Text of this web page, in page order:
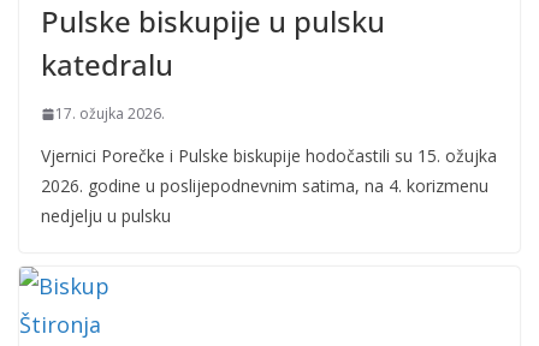
Pulske biskupije u pulsku
katedralu
17. ožujka 2026.
Vjernici Porečke i Pulske biskupije hodočastili su 15. ožujka
2026. godine u poslijepodnevnim satima, na 4. korizmenu
nedjelju u pulsku